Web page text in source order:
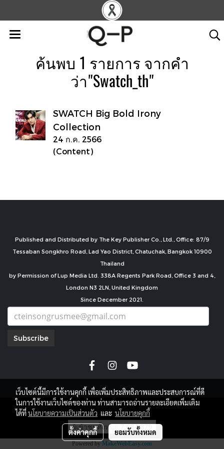
ค้นพบ 1 รายการ จากคำ
ว่า"Swatch_th"
SWATCH Big Bold Irony
Collection
24 ก.ค. 2566
(Content)
Published and Distributed by The Key Publisher Co., Ltd., Office: 87/9
Tessaban Songkhro Road, Lad Yao District, Chatuchak, Bangkok 10900
Thailand
by Permission of Lup Media Ltd. 338A Regents Park Road, Office 3 and 4,
London N3 2LN, United Kingdom
Since December 2021.
Subscribe
copyright by
ผู้เข้าชมทั้งหมด7,684,879
Powered byMakeWebEasy.com
เว็บไซต์นี้มีการใช้งานคุกกี้ เพื่อเพิ่มประสิทธิภาพและประสบการณ์ที่ดี
ในการใช้งานเว็บไซต์ของท่าน ท่านสามารถอ่านรายละเอียดเพิ่มเติม
ได้ที่นโยบายความเป็นส่วนตัว และ นโยบายคุกกี้
ตั้งค่าคุกกี้ ยอมรับทั้งหมด